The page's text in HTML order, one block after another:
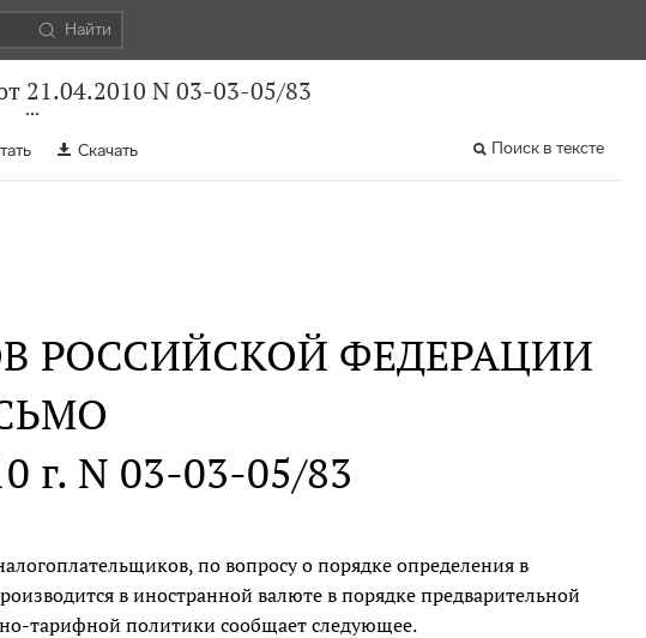
Найти
21.04.2010 N 03-03-05/83
Скачать Поиск в тексте
РОССИЙСКОЙ ФЕДЕРАЦИИ
г. N 03-03-05/83
по вопросу о порядке определения в
в иностранной валюте в порядке предварительной
тарифной политики сообщает следующее.